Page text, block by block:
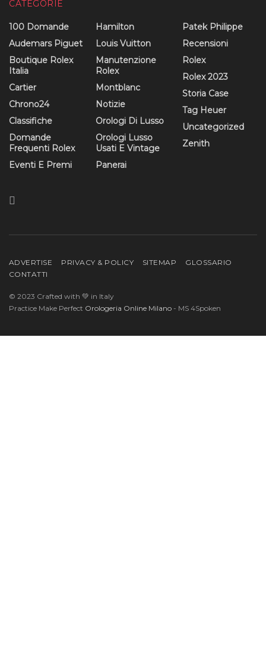
CATEGORIE
100 Domande
Audemars Piguet
Boutique Rolex
Italia
Cartier
Chrono24
Classifiche
Domande
Frequenti Rolex
Eventi E Premi
Hamilton
Louis Vuitton
Manutenzione
Rolex
Montblanc
Notizie
Orologi Di Lusso
Orologi Lusso
Usati E Vintage
Panerai
Patek Philippe
Recensioni
Rolex
Rolex 2023
Storia Case
Tag Heuer
Uncategorized
Zenith
ADVERTISE PRIVACY & POLICY SITEMAP
GLOSSARIO
CONTATTI
© 2023 Crafted with 💚 in Italy
Practice Make Perfect Orologeria Online Milano - MS 4Spoken